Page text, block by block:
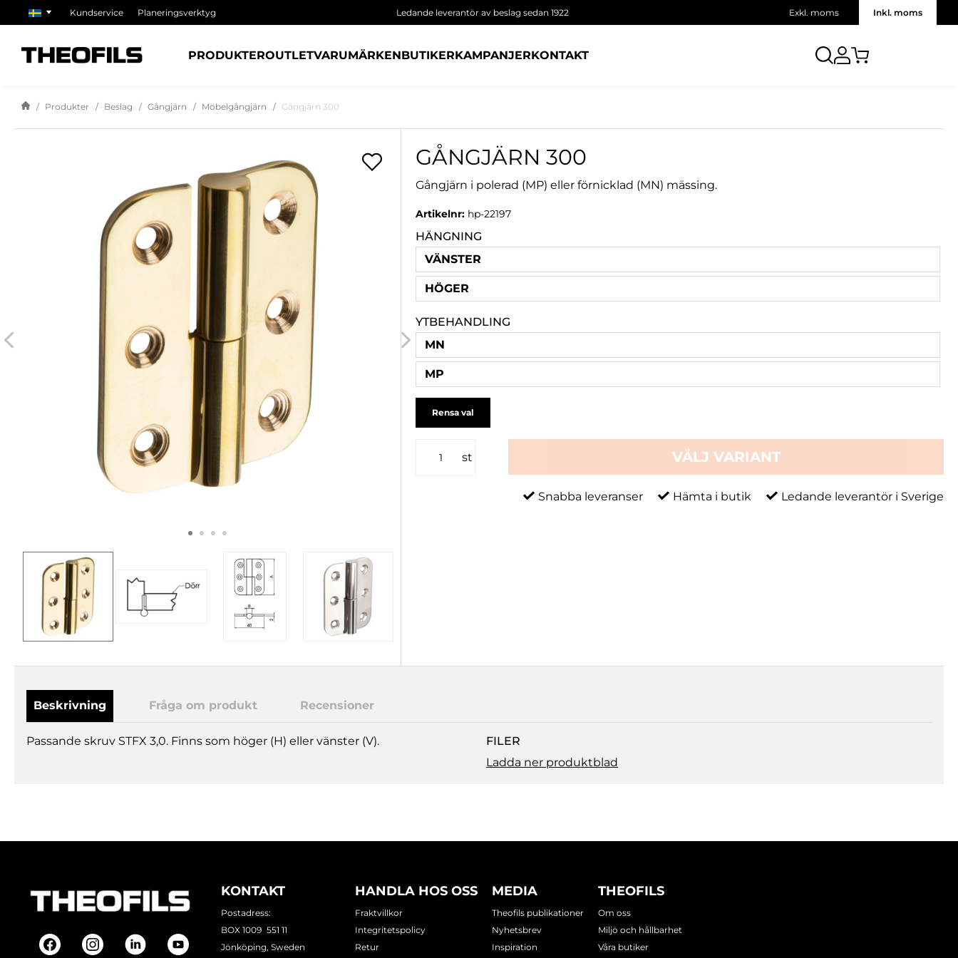
Kundservice Planeringsverktyg Ledande leverantör av beslag sedan 1922 Exkl. moms Inkl. moms
PRODUKTEROUTLETVARUMÄRKENBUTIKERKAMPANJERKONTAKT
Produkter Beslag Gångjärn Möbelgångjärn Gångjärn 300
GÅNGJÄRN 300
Gångjärn i polerad (MP) eller förnicklad (MN) mässing.
Artikelnr: hp-22197
HÄNGNING
VÄNSTER
HÖGER
YTBEHANDLING
MN
MP
Rensa val
st VÄLJ VARIANT
Snabba leveranser Hämta i butik Ledande leverantör i Sverige
Beskrivning Fråga om produkt Recensioner
Passande skruv STFX 3,0. Finns som höger (H) eller vänster (V).
FILER
Ladda ner produktblad
KONTAKT
Postadress:
BOX 1009 551 11
Jönköping, Sweden
HANDLA HOS OSS
Fraktvillkor
Integritetspolicy
Retur
MEDIA
Theofils publikationer
Nyhetsbrev
Inspiration
THEOFILS
Om oss
Miljö och hållbarhet
Våra butiker